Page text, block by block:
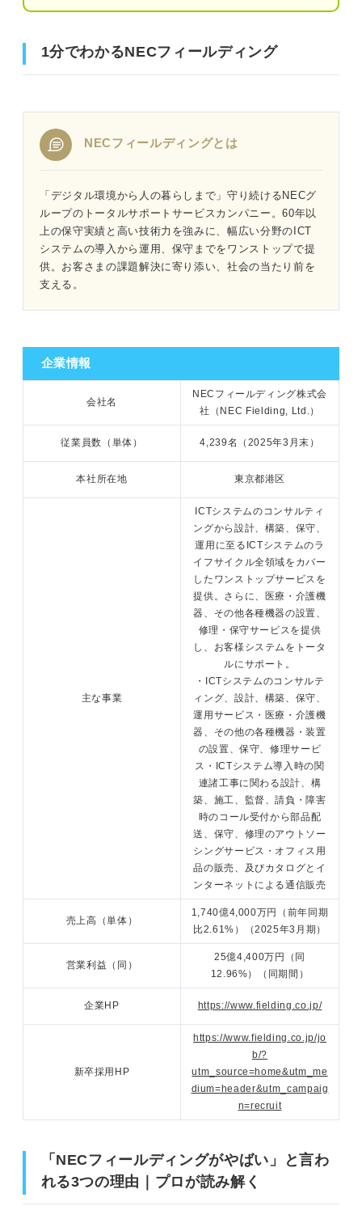
1分でわかるNECフィールディング
NECフィールディングとは
「デジタル環境から人の暮らしまで」守り続けるNECグ
ループのトータルサポートサービスカンパニー。60年以
上の保守実績と高い技術力を強みに、幅広い分野のICT
システムの導入から運用、保守までをワンストップで提
供。お客さまの課題解決に寄り添い、社会の当たり前を
支える。
会社名
NECフィールディング株式会
社（NEC Fielding, Ltd.）
従業員数（単体） 4,239名（2025年3月末）
本社所在地 東京都港区
主な事業
ICTシステムのコンサルティ
ングから設計、構築、保守、
運用に至るICTシステムのラ
イフサイクル全領域をカバー
したワンストップサービスを
提供。さらに、医療・介護機
器、その他各種機器の設置、
修理・保守サービスを提供
し、お客様システムをトータ
ルにサポート。
・ICTシステムのコンサルテ
ィング、設計、構築、保守、
運用サービス・医療・介護機
器、その他の各種機器・装置
の設置、保守、修理サービ
ス・ICTシステム導入時の関
連諸工事に関わる設計、構
築、施工、監督、請負・障害
時のコール受付から部品配
送、保守、修理のアウトソー
シングサービス・オフィス用
品の販売、及びカタログとイ
ンターネットによる通信販売
売上高（単体）
1,740億4,000万円（前年同期
比2.61%）（2025年3月期）
営業利益（同）
25億4,400万円（同
12.96%）（同期間）
企業HP https://www.fielding.co.jp/
新卒採用HP
https://www.fielding.co.jp/jo
b/?
utm_source=home&utm_me
dium=header&utm_campaig
n=recruit
企業情報
「NECフィールディングがやばい」と言わ
れる3つの理由｜プロが読み解く
1分でわかるNECフィールディング
「NECフィールディングがやばい」と言われる3つの理由
｜プロが読み解く
①プレッシャーのかかる激務だから
③配属が希望通りにならないから
企業が発信している情報から実態を把握しよう